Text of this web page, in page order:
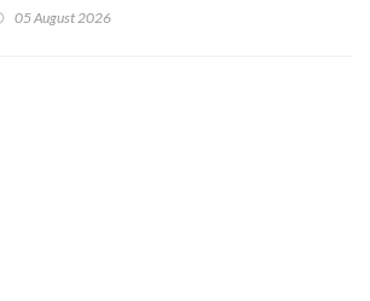
senadoras Camila Flores y Fabiola Campillai en
05 August 2026